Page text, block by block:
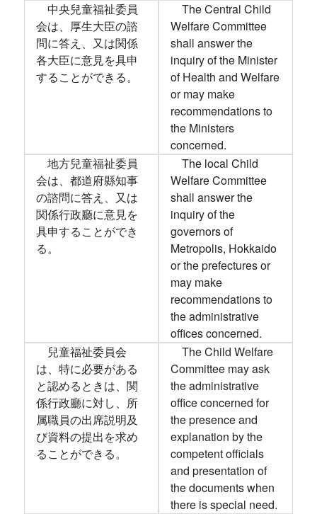
中央兒童福祉委員
会は、厚生大臣の諮
問に答え、又は関係
各大臣に意見を具申
することができる。
The Central Child
Welfare Committee
shall answer the
inquiry of the Minister
of Health and Welfare
or may make
recommendations to
the Ministers
concerned.
地方兒童福祉委員
会は、都道府縣知事
の諮問に答え、又は
関係行政廳に意見を
具申することができ
る。
The local Child
Welfare Committee
shall answer the
inquiry of the
governors of
Metropolis, Hokkaido
or the prefectures or
may make
recommendations to
the administrative
offices concerned.
兒童福祉委員会
は、特に必要がある
と認めるときは、関
係行政廳に対し、所
属職員の出席説明及
び資料の提出を求め
ることができる。
The Child Welfare
Committee may ask
the administrative
office concerned for
the presence and
explanation by the
competent officials
and presentation of
the documents when
there is special need.